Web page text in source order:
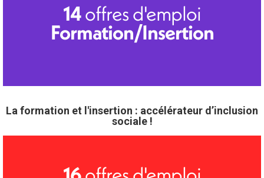
14offres d'emploi
Formation/Insertion
La formation et l'insertion : accélérateur d’inclusion
sociale !